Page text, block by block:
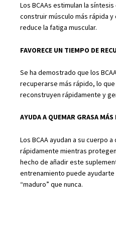
valina.
100
porciones
quantity
Los BCAAs estimulan la
construir músculo más rápida
reduce la fatiga muscular.
FAVORECE UN TIEMPO DE
Se ha demostrado que los
recuperarse más rápido, lo
reconstruyen rápidamente y
AYUDA A QUEMAR GRASA
Los BCAA ayudan a su cuerpo
rápidamente mientras
hecho de añadir este
entrenamiento puede
“maduro” que nunca.